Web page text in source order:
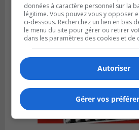
données à caractère personnel sur la
légitime. Vous pouvez vous y opposer
ci-dessous. Recherchez un lien en bas
le menu du site pour gérer ou retirer
dans les paramètres des cookies et de
Autoriser
Gérer vos